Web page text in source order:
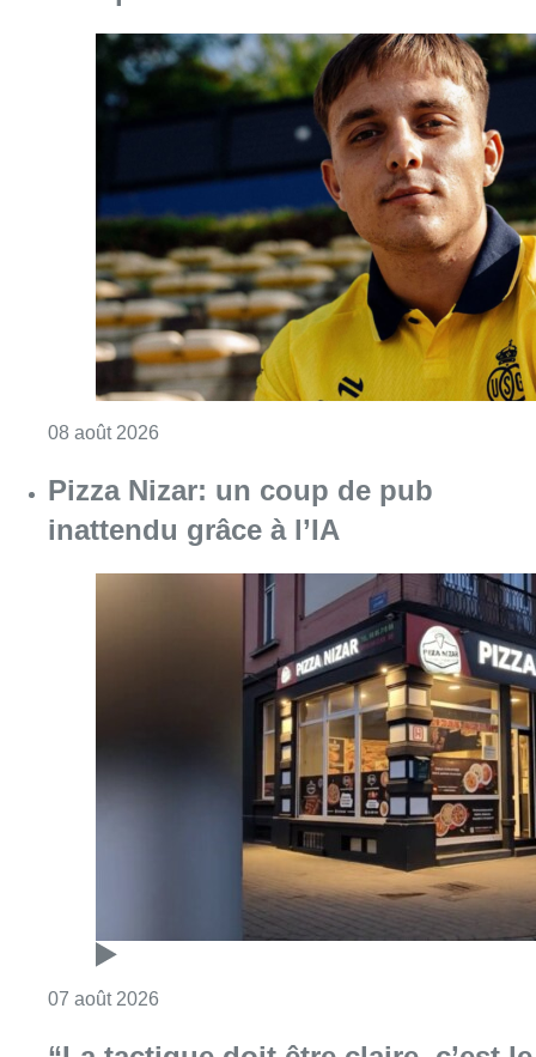
08 août 2026
Pizza Nizar: un coup de pub
inattendu grâce à l’IA
07 août 2026